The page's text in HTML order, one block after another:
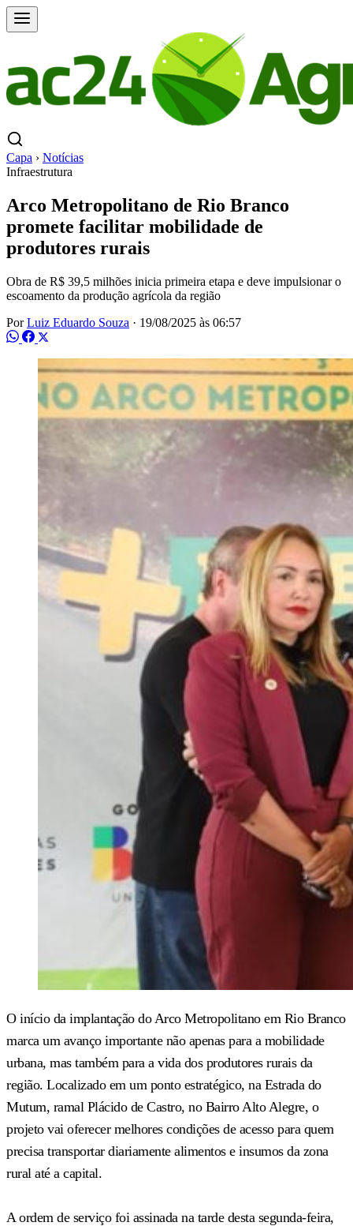
Capa › Notícias
Infraestrutura
Arco Metropolitano de Rio Branco
promete facilitar mobilidade de
produtores rurais
Obra de R$ 39,5 milhões inicia primeira etapa e deve impulsionar o
escoamento da produção agrícola da região
PorLuiz Eduardo Souza · 19/08/2025 às 06:57
O início da implantação do Arco Metropolitano em Rio Branco
marca um avanço importante não apenas para a mobilidade
urbana, mas também para a vida dos produtores rurais da
região. Localizado em um ponto estratégico, na Estrada do
Mutum, ramal Plácido de Castro, no Bairro Alto Alegre, o
projeto vai oferecer melhores condições de acesso para quem
precisa transportar diariamente alimentos e insumos da zona
rural até a capital.
A ordem de serviço foi assinada na tarde desta segunda-feira,